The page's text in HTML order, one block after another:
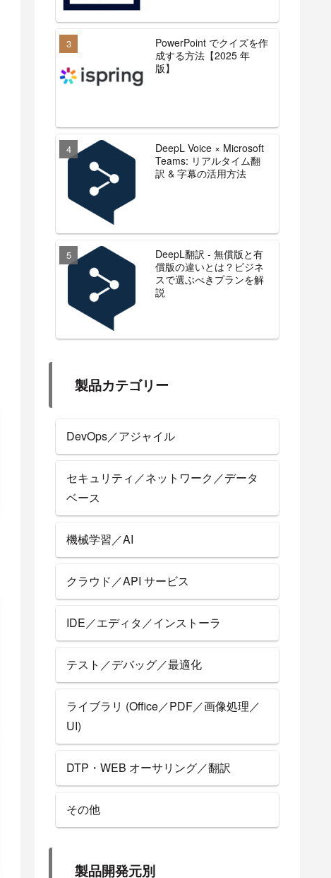
PowerPoint でクイズを作
成する方法【2025 年
版】
DeepL Voice × Microsoft
Teams: リアルタイム翻
訳 & 字幕の活用方法
DeepL翻訳 - 無償版と有
償版の違いとは？ビジネ
スで選ぶべきプランを解
説
製品カテゴリー
DevOps／アジャイル
セキュリティ／ネットワーク／データ
ベース
機械学習／AI
クラウド／API サービス
IDE／エディタ／インストーラ
テスト／デバッグ／最適化
ライブラリ (Office／PDF／画像処理／
UI)
DTP・WEB オーサリング／翻訳
その他
製品開発元別